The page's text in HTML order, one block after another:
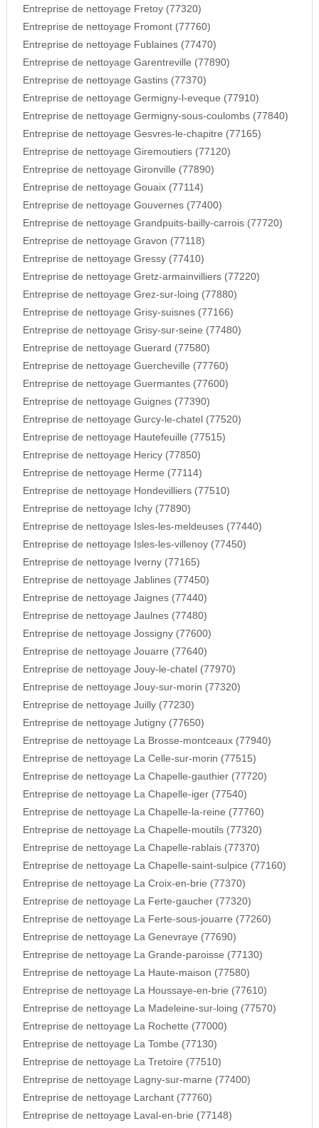
Entreprise de nettoyage Fretoy (77320)
Entreprise de nettoyage Fromont (77760)
Entreprise de nettoyage Fublaines (77470)
Entreprise de nettoyage Garentreville (77890)
Entreprise de nettoyage Gastins (77370)
Entreprise de nettoyage Germigny-l-eveque (77910)
Entreprise de nettoyage Germigny-sous-coulombs (77840)
Entreprise de nettoyage Gesvres-le-chapitre (77165)
Entreprise de nettoyage Giremoutiers (77120)
Entreprise de nettoyage Gironville (77890)
Entreprise de nettoyage Gouaix (77114)
Entreprise de nettoyage Gouvernes (77400)
Entreprise de nettoyage Grandpuits-bailly-carrois (77720)
Entreprise de nettoyage Gravon (77118)
Entreprise de nettoyage Gressy (77410)
Entreprise de nettoyage Gretz-armainvilliers (77220)
Entreprise de nettoyage Grez-sur-loing (77880)
Entreprise de nettoyage Grisy-suisnes (77166)
Entreprise de nettoyage Grisy-sur-seine (77480)
Entreprise de nettoyage Guerard (77580)
Entreprise de nettoyage Guercheville (77760)
Entreprise de nettoyage Guermantes (77600)
Entreprise de nettoyage Guignes (77390)
Entreprise de nettoyage Gurcy-le-chatel (77520)
Entreprise de nettoyage Hautefeuille (77515)
Entreprise de nettoyage Hericy (77850)
Entreprise de nettoyage Herme (77114)
Entreprise de nettoyage Hondevilliers (77510)
Entreprise de nettoyage Ichy (77890)
Entreprise de nettoyage Isles-les-meldeuses (77440)
Entreprise de nettoyage Isles-les-villenoy (77450)
Entreprise de nettoyage Iverny (77165)
Entreprise de nettoyage Jablines (77450)
Entreprise de nettoyage Jaignes (77440)
Entreprise de nettoyage Jaulnes (77480)
Entreprise de nettoyage Jossigny (77600)
Entreprise de nettoyage Jouarre (77640)
Entreprise de nettoyage Jouy-le-chatel (77970)
Entreprise de nettoyage Jouy-sur-morin (77320)
Entreprise de nettoyage Juilly (77230)
Entreprise de nettoyage Jutigny (77650)
Entreprise de nettoyage La Brosse-montceaux (77940)
Entreprise de nettoyage La Celle-sur-morin (77515)
Entreprise de nettoyage La Chapelle-gauthier (77720)
Entreprise de nettoyage La Chapelle-iger (77540)
Entreprise de nettoyage La Chapelle-la-reine (77760)
Entreprise de nettoyage La Chapelle-moutils (77320)
Entreprise de nettoyage La Chapelle-rablais (77370)
Entreprise de nettoyage La Chapelle-saint-sulpice (77160)
Entreprise de nettoyage La Croix-en-brie (77370)
Entreprise de nettoyage La Ferte-gaucher (77320)
Entreprise de nettoyage La Ferte-sous-jouarre (77260)
Entreprise de nettoyage La Genevraye (77690)
Entreprise de nettoyage La Grande-paroisse (77130)
Entreprise de nettoyage La Haute-maison (77580)
Entreprise de nettoyage La Houssaye-en-brie (77610)
Entreprise de nettoyage La Madeleine-sur-loing (77570)
Entreprise de nettoyage La Rochette (77000)
Entreprise de nettoyage La Tombe (77130)
Entreprise de nettoyage La Tretoire (77510)
Entreprise de nettoyage Lagny-sur-marne (77400)
Entreprise de nettoyage Larchant (77760)
Entreprise de nettoyage Laval-en-brie (77148)